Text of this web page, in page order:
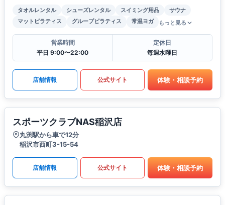
タオルレンタル シューズレンタル スイミング用品
サウナ
マットピラティス
グループピラティス 常温ヨガ もっと見る
営業時間
平日 9:00〜22:00
定休日
毎週水曜日
店舗情報 公式サイト 体験・相談予約
スポーツクラブNAS稲沢店
丸渕駅から車で12分
稲沢市西町3-15-54
店舗情報 公式サイト 体験・相談予約